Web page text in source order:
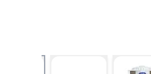
View larger